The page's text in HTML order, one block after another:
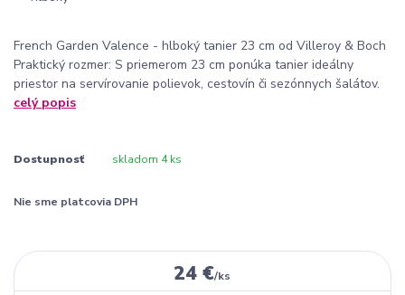
French Garden Valence - hlboký tanier 23 cm od Villeroy & Boch
Praktický rozmer: S priemerom 23 cm ponúka tanier ideálny
priestor na servírovanie polievok, cestovín či sezónnych šalátov.
celý popis
Dostupnosť skladom 4 ks
Nie sme platcovia DPH
24 €/ks